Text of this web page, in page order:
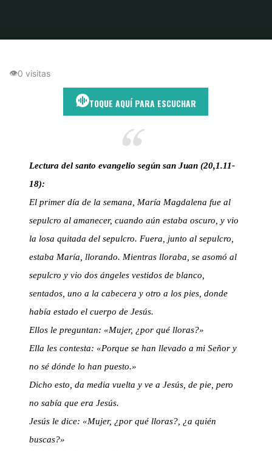
👁0 visitas
TOQUE AQUÍ PARA ESCUCHAR
Lectura del santo evangelio según san Juan (20,1.11-
18):
El primer día de la semana, María Magdalena fue al
sepulcro al amanecer, cuando aún estaba oscuro, y vio
la losa quitada del sepulcro. Fuera, junto al sepulcro,
estaba María, llorando. Mientras lloraba, se asomó al
sepulcro y vio dos ángeles vestidos de blanco,
sentados, uno a la cabecera y otro a los pies, donde
había estado el cuerpo de Jesús.
Ellos le preguntan: «Mujer, ¿por qué lloras?»
Ella les contesta: «Porque se han llevado a mi Señor y
no sé dónde lo han puesto.»
Dicho esto, da media vuelta y ve a Jesús, de pie, pero
no sabía que era Jesús.
Jesús le dice: «Mujer, ¿por qué lloras?, ¿a quién
buscas?»